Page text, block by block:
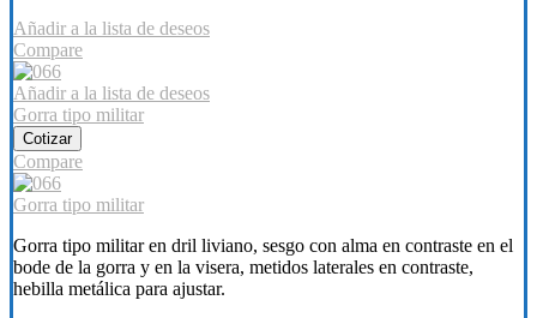
Añadir a la lista de deseos
Compare
Añadir a la lista de deseos
Gorra tipo militar
Cotizar
Compare
Gorra tipo militar
Gorra tipo militar en dril liviano, sesgo con alma en contraste en el
bode de la gorra y en la visera, metidos laterales en contraste,
hebilla metálica para ajustar.